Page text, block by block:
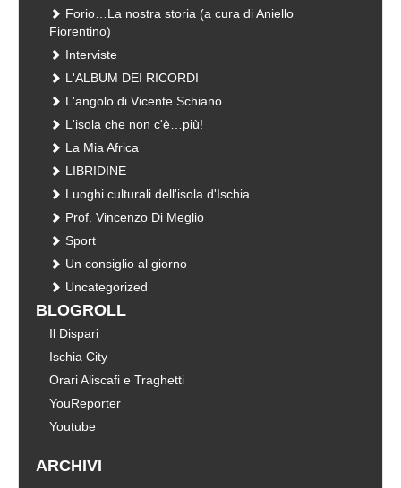
Forio…La nostra storia (a cura di Aniello
Fiorentino)
Interviste
L'ALBUM DEI RICORDI
L'angolo di Vicente Schiano
L'isola che non c'è…più!
La Mia Africa
LIBRIDINE
Luoghi culturali dell'isola d'Ischia
Prof. Vincenzo Di Meglio
Sport
Un consiglio al giorno
Uncategorized
BLOGROLL
Il Dispari
Ischia City
Orari Aliscafi e Traghetti
YouReporter
Youtube
ARCHIVI